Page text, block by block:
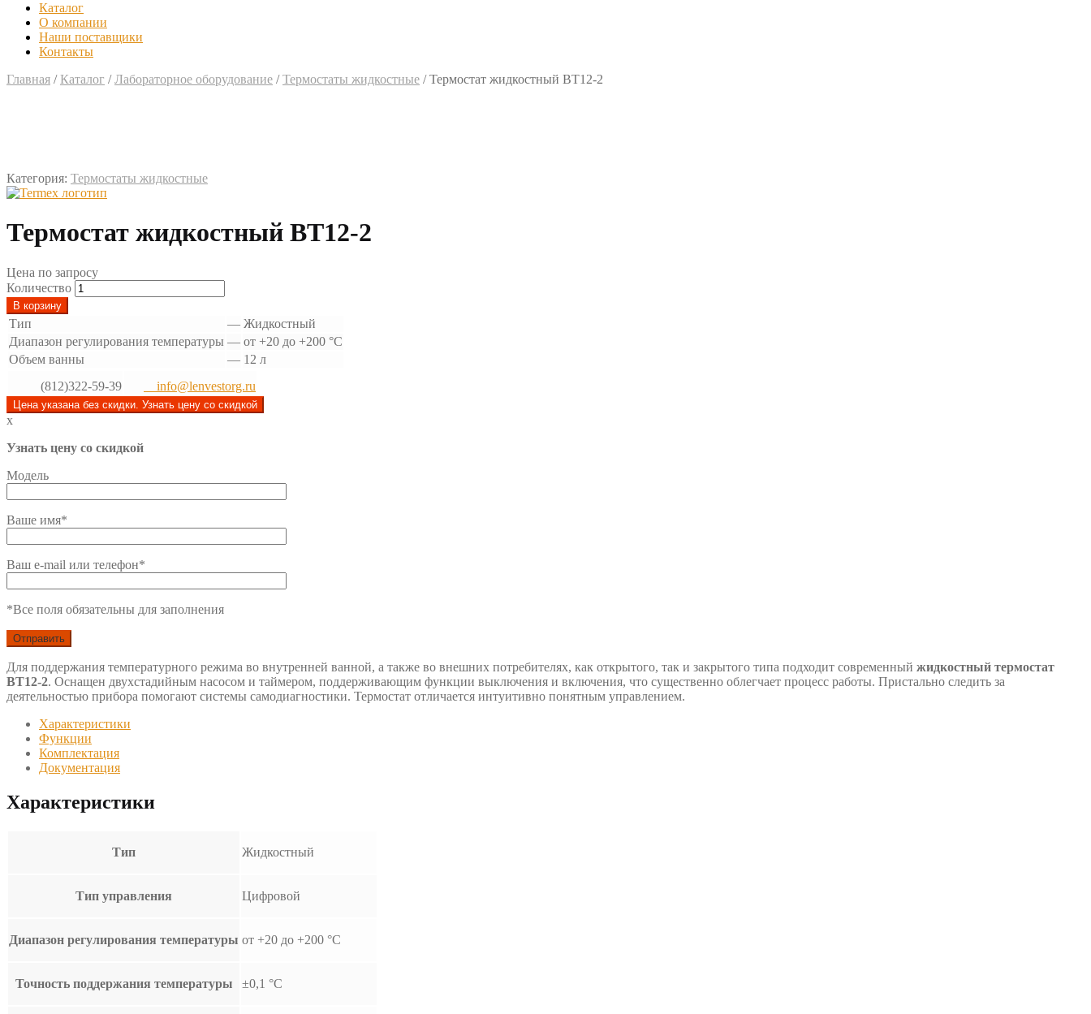
Каталог
О компании
Наши поставщики
Контакты
Главная / Каталог /Лабораторное оборудование /Термостаты жидкостные /Термостат жидкостный ВТ12-2
Категория: Термостаты жидкостные
Термостат жидкостный ВТ12-2
Цена по запросу
Количество
В корзину
Тип — Жидкостный
Диапазон регулирования температуры — от +20 до +200 °С
Объем ванны
— 12 л
(812)322-59-39
info@lenvestorg.ru
Цена указана без скидки. Узнать цену со скидкой
x
Узнать цену со скидкой
Модель
Ваше имя*
Ваш e-mail или телефон*
*Все поля обязательны для заполнения
Для поддержания температурного режима во внутренней ванной, а также во внешних потребителях, как открытого, так и закрытого типа подходит современный жидкостный термостат
ВТ12-2. Оснащен двухстадийным насосом и таймером, поддерживающим функции выключения и включения, что существенно облегчает процесс работы. Пристально следить за
деятельностью прибора помогают системы самодиагностики. Термостат отличается интуитивно понятным управлением.
Характеристики
Функции
Комплектация
Документация
Характеристики
Тип Жидкостный
Тип управления Цифровой
Диапазон регулирования температуры от +20 до +200 °С
Точность поддержания температуры ±0,1 °С